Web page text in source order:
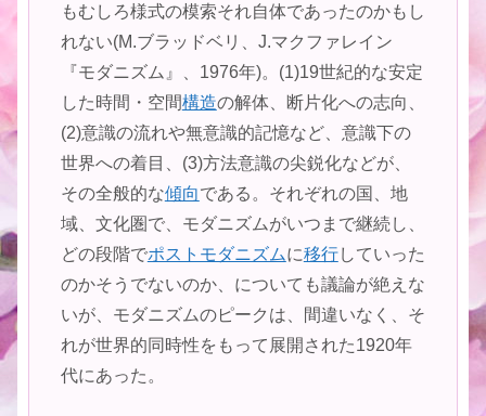
もむしろ様式の模索それ自体であったのかもし
れない(M.ブラッドベリ、J.マクファレイン
『モダニズム』、1976年)。(1)19世紀的な安定
した時間・空間構造の解体、断片化への志向、
(2)意識の流れや無意識的記憶など、意識下の
世界への着目、(3)方法意識の尖鋭化などが、
その全般的な傾向である。それぞれの国、地
域、文化圏で、モダニズムがいつまで継続し、
どの段階でポストモダニズムに移行していった
のかそうでないのか、についても議論が絶えな
いが、モダニズムのピークは、間違いなく、そ
れが世界的同時性をもって展開された1920年
代にあった。